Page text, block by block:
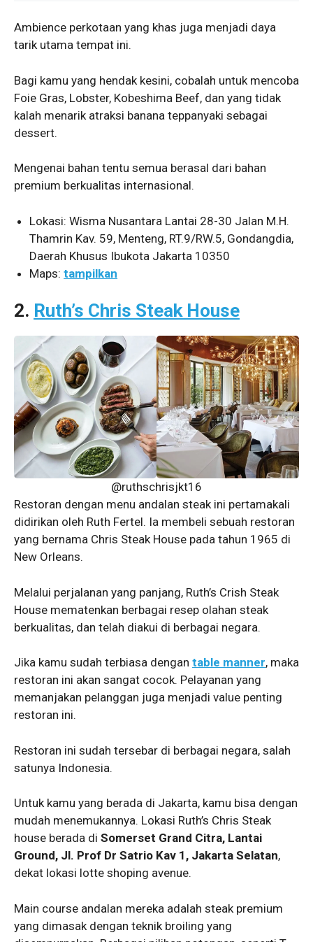
Ambience perkotaan yang khas juga menjadi daya
tarik utama tempat ini.
Bagi kamu yang hendak kesini, cobalah untuk mencoba
Foie Gras, Lobster, Kobeshima Beef, dan yang tidak
kalah menarik atraksi banana teppanyaki sebagai
dessert.
Mengenai bahan tentu semua berasal dari bahan
premium berkualitas internasional.
Lokasi: Wisma Nusantara Lantai 28-30 Jalan M.H.
Thamrin Kav. 59, Menteng, RT.9/RW.5, Gondangdia,
Daerah Khusus Ibukota Jakarta 10350
Maps:tampilkan
2. Ruth’s Chris Steak House
@ruthschrisjkt16
Restoran dengan menu andalan steak ini pertamakali
didirikan oleh Ruth Fertel. Ia membeli sebuah restoran
yang bernama Chris Steak House pada tahun 1965 di
New Orleans.
Melalui perjalanan yang panjang, Ruth’s Crish Steak
House mematenkan berbagai resep olahan steak
berkualitas, dan telah diakui di berbagai negara.
Jika kamu sudah terbiasa dengan table manner, maka
restoran ini akan sangat cocok. Pelayanan yang
memanjakan pelanggan juga menjadi value penting
restoran ini.
Restoran ini sudah tersebar di berbagai negara, salah
satunya Indonesia.
Untuk kamu yang berada di Jakarta, kamu bisa dengan
mudah menemukannya. Lokasi Ruth’s Chris Steak
house berada di Somerset Grand Citra, Lantai
Ground, Jl. Prof Dr Satrio Kav 1, Jakarta Selatan,
dekat lokasi lotte shoping avenue.
Main course andalan mereka adalah steak premium
yang dimasak dengan teknik broiling yang